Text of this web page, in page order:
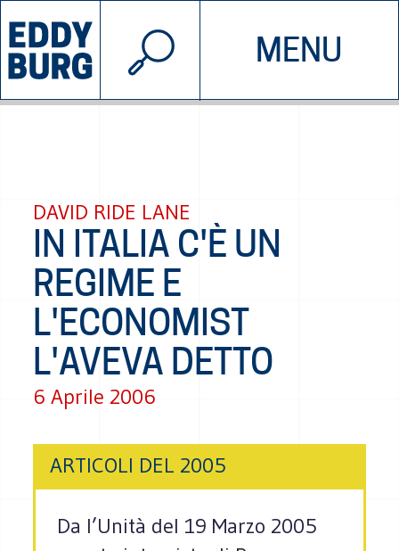
MENU
INIZIATIVE CHI SIAMO
© 2026 EDDYBURG
DAVID RIDE LANE
IN ITALIA C'È UN
REGIME E
L'ECONOMIST
L'AVEVA DETTO
6 Aprile 2006
ARTICOLI DEL 2005
Da l’Unità del 19 Marzo 2005